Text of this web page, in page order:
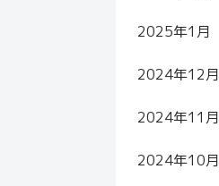
2025年1月
2024年12月
2024年11月
2024年10月